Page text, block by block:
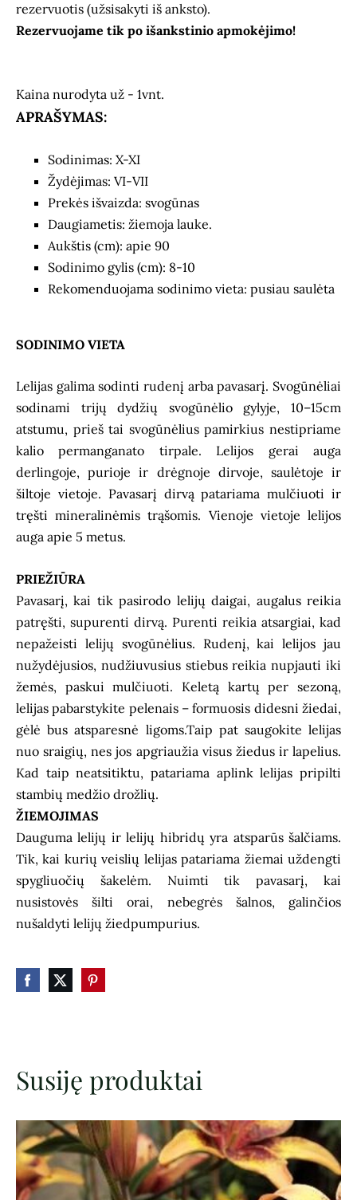
rezervuotis (užsisakyti iš anksto).
Rezervuojame tik po išankstinio apmokėjimo!
Kaina nurodyta už - 1vnt.
APRAŠYMAS:
Sodinimas: X-XI
Žydėjimas: VI-VII
Prekės išvaizda: svogūnas
Daugiametis: žiemoja lauke.
Aukštis (cm): apie 90
Sodinimo gylis (cm): 8-10
Rekomenduojama sodinimo vieta: pusiau saulėta
SODINIMO VIETA
Lelijas galima sodinti rudenį arba pavasarį. Svogūnėliai
sodinami trijų dydžių svogūnėlio gylyje, 10–15cm
atstumu, prieš tai svogūnėlius pamirkius nestipriame
kalio permanganato tirpale. Lelijos gerai auga
derlingoje, purioje ir drėgnoje dirvoje, saulėtoje ir
šiltoje vietoje. Pavasarį dirvą patariama mulčiuoti ir
tręšti mineralinėmis trąšomis. Vienoje vietoje lelijos
auga apie 5 metus.
PRIEŽIŪRA
Pavasarį, kai tik pasirodo lelijų daigai, augalus reikia
patręšti, supurenti dirvą. Purenti reikia atsargiai, kad
nepažeisti lelijų svogūnėlius. Rudenį, kai lelijos jau
nužydėjusios, nudžiuvusius stiebus reikia nupjauti iki
žemės, paskui mulčiuoti. Keletą kartų per sezoną,
lelijas pabarstykite pelenais – formuosis didesni žiedai,
gėlė bus atsparesnė ligoms.Taip pat saugokite lelijas
nuo sraigių, nes jos apgriaužia visus žiedus ir lapelius.
Kad taip neatsitiktu, patariama aplink lelijas pripilti
stambių medžio drožlių.
ŽIEMOJIMAS
Dauguma lelijų ir lelijų hibridų yra atsparūs šalčiams.
Tik, kai kurių veislių lelijas patariama žiemai uždengti
spygliuočių šakelėm. Nuimti tik pavasarį, kai
nusistovės šilti orai, nebegrės šalnos, galinčios
nušaldyti lelijų žiedpumpurius.
Susiję produktai